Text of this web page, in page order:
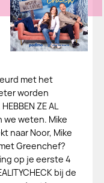
met het
worden
ZE AL
we weten. Mike
naar Noor, Mike
Greenchef?
op je eerste 4
bij de